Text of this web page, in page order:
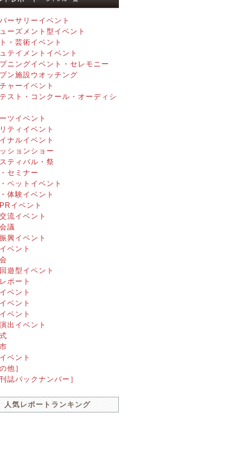
ーサリーイベント
ーズメント型イベント
・芸術イベント
テイメントイベント
ニングイベント・セレモニー
ン施設ウオッチング
ャーイベント
スト・コンクール・オーディシ
ツイベント
ティイベント
ナルイベント
ションショー
ティバル・祭
セミナー
ペットイベント
体験イベント
イベント
流イベント
議
興イベント
ベント
遊型イベント
ポート
ベント
ベント
ベント
出イベント
ベント
他］
刊誌バックナンバー］
人気レポートランキング